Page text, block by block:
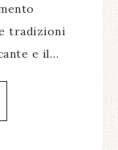
tradizioni
e il…